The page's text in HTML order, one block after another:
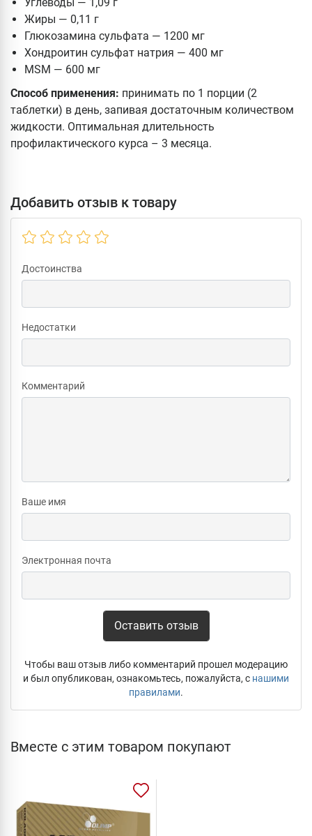
Жиры — 0,11 г
Глюкозамина сульфата — 1200 мг
Хондроитин сульфат натрия — 400 мг
MSM — 600 мг
Способ применения: принимать по 1 порции (2
таблетки) в день, запивая достаточным количеством
жидкости. Оптимальная длительность
профилактического курса – 3 месяца.
Добавить отзыв к товару
Достоинства
Недостатки
Комментарий
Ваше имя
Электронная почта
Оставить отзыв
Чтобы ваш отзыв либо комментарий прошел модерацию
и был опубликован, ознакомьтесь, пожалуйста, с нашими
правилами.
Вместе с этим товаром покупают